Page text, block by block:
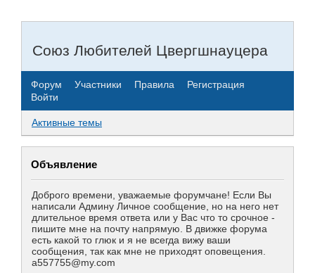
Союз Любителей Цвергшнауцера
Форум Участники Правила
Регистрация
Войти
Активные темы
Объявление
Доброго времени, уважаемые форумчане! Если Вы
написали Админу Личное сообщение, но на него нет
длительное время ответа или у Вас что то срочное -
пишите мне на почту напрямую. В движке форума
есть какой то глюк и я не всегда вижу ваши
сообщения, так как мне не приходят оповещения.
a557755@my.com